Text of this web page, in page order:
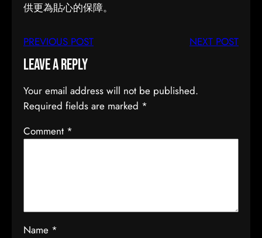
供更為貼心的保障。
PREVIOUS POST NEXT POST
Leave a Reply
Your email address will not be published.
Required fields are marked *
Comment *
Name *